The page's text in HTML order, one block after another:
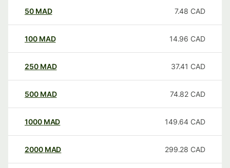
50 MAD 7.48 CAD
100 MAD 14.96 CAD
250 MAD 37.41 CAD
500 MAD 74.82 CAD
1000 MAD 149.64 CAD
2000 MAD 299.28 CAD